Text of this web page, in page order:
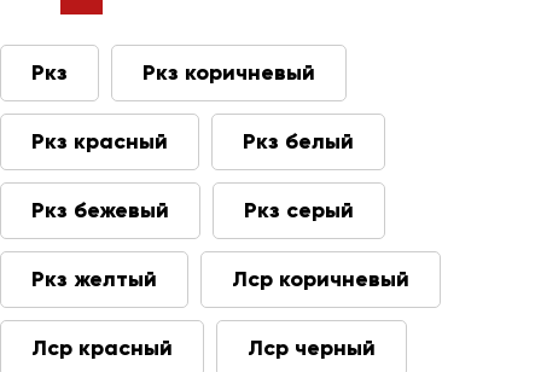
Ркз Ркз коричневый
Ркз красный Ркз белый
Ркз бежевый Ркз серый
Ркз желтый Лср коричневый
Лср красный Лср черный